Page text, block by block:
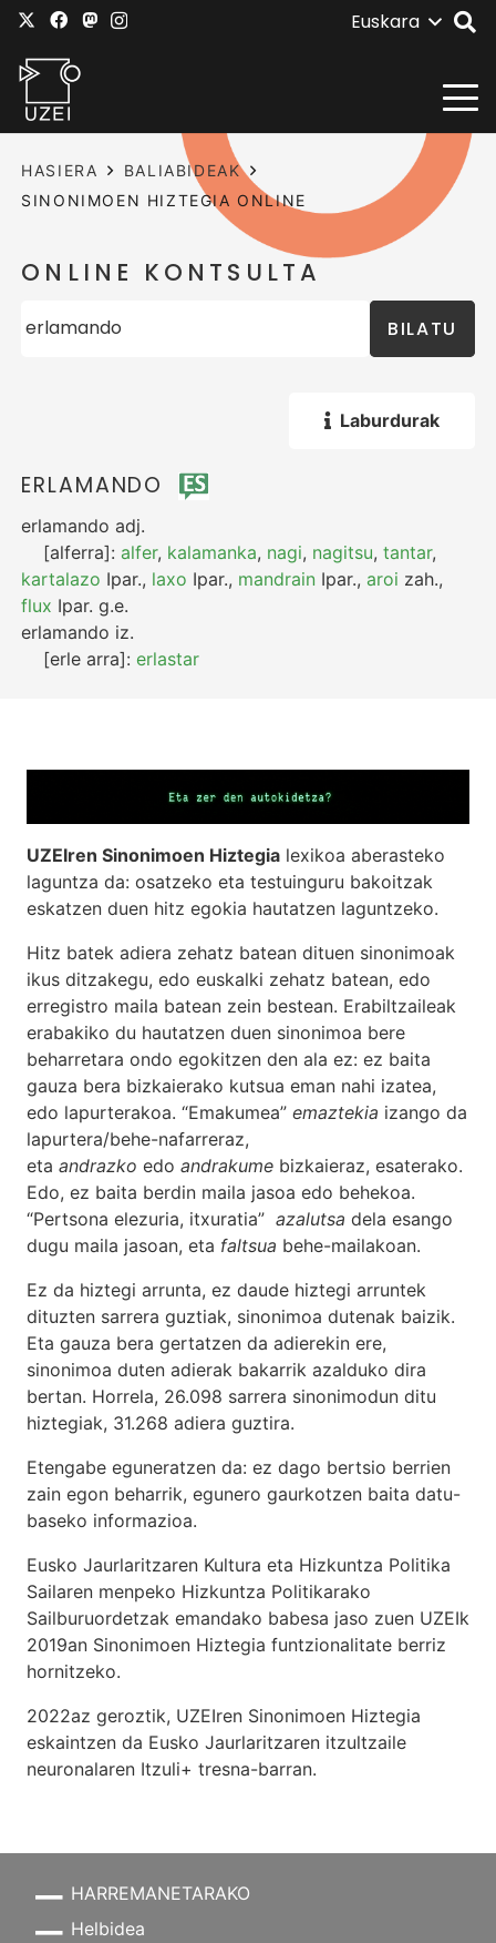
Euskara
HASIERA
BALIABIDEAK
SINONIMOEN HIZTEGIA ONLINE
ONLINE KONTSULTA
BILATU
Laburdurak
ERLAMANDO
erlamando adj.
[alferra]:alfer, kalamanka, nagi, nagitsu,tantar,
kartalazo Ipar., laxo Ipar., mandrain Ipar.,aroi zah.,
flux Ipar. g.e.
erlamando iz.
[erle arra]:erlastar
UZEIren Sinonimoen Hiztegia lexikoa aberasteko
laguntza da: osatzeko eta testuinguru bakoitzak
eskatzen duen hitz egokia hautatzen laguntzeko.
Hitz batek adiera zehatz batean dituen sinonimoak
ikus ditzakegu, edo euskalki zehatz batean, edo
erregistro maila batean zein bestean. Erabiltzaileak
erabakiko du hautatzen duen sinonimoa bere
beharretara ondo egokitzen den ala ez: ez baita
gauza bera bizkaierako kutsua eman nahi izatea,
edo lapurterakoa. “Emakumea” emaztekia izango da
lapurtera/behe-nafarreraz,
eta andrazko edo andrakume bizkaieraz, esaterako.
Edo, ez baita berdin maila jasoa edo behekoa.
“Pertsona elezuria, itxuratia” azalutsa dela esango
dugu maila jasoan, eta faltsua behe-mailakoan.
Ez da hiztegi arrunta, ez daude hiztegi arruntek
dituzten sarrera guztiak, sinonimoa dutenak baizik.
Eta gauza bera gertatzen da adierekin ere,
sinonimoa duten adierak bakarrik azalduko dira
bertan. Horrela, 26.098 sarrera sinonimodun ditu
hiztegiak, 31.268 adiera guztira.
Etengabe eguneratzen da: ez dago bertsio berrien
zain egon beharrik, egunero gaurkotzen baita datu-
baseko informazioa.
Eusko Jaurlaritzaren Kultura eta Hizkuntza Politika
Sailaren menpeko Hizkuntza Politikarako
Sailburuordetzak emandako babesa jaso zuen UZEIk
2019an Sinonimoen Hiztegia funtzionalitate berriz
hornitzeko.
2022az geroztik, UZEIren Sinonimoen Hiztegia
eskaintzen da Eusko Jaurlaritzaren itzultzaile
neuronalaren Itzuli+ tresna-barran.
HARREMANETARAKO
Helbidea